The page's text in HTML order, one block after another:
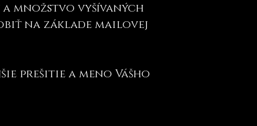
množstvo vyšívaných
na základe mailovej
prešitie a meno Vášho